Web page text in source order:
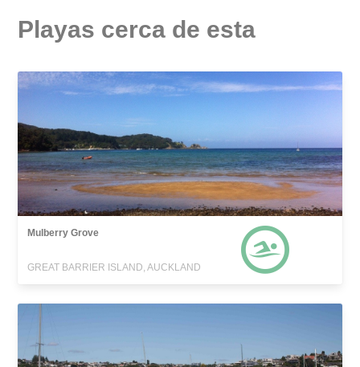
Playas cerca de esta
Mulberry Grove
GREAT BARRIER ISLAND, AUCKLAND